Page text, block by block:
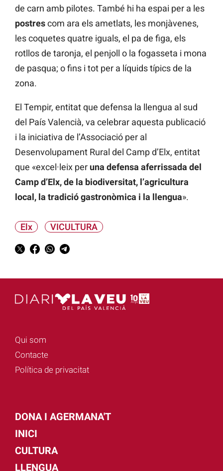
de carn amb pilotes. També hi ha espai per a les
postrescom ara els ametlats, les monjàvenes,
les coquetes quatre iguals, el pa de figa, els
rotllos de taronja, el penjoll o la fogasseta i mona
de pasqua; o fins i tot per a líquids típics de la
zona.
El Tempir, entitat que defensa la llengua al sud
del País Valencià, va celebrar aquesta publicació
i la iniciativa de l’Associació per al
Desenvolupament Rural del Camp d’Elx, entitat
que «excel·leix per una defensa aferrissada del
Camp d’Elx, de la biodiversitat, l’agricultura
local, la tradició gastronòmica i la llengua».
Elx VICULTURA
Qui som
Contacte
Política de privacitat
DONA I AGERMANA'T
INICI
CULTURA
LLENGUA